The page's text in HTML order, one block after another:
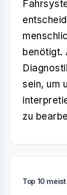
benötigt.
sein, um
zu
Top 10